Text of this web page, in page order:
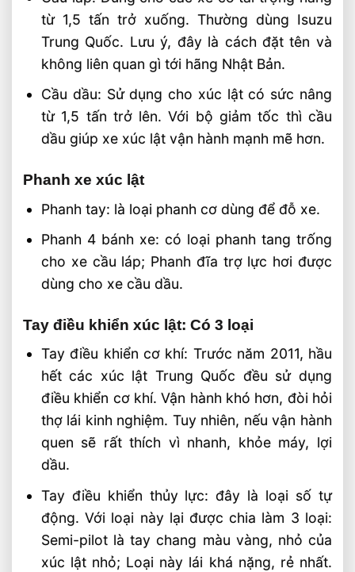
từ 1,5 tấn trở xuống. Thường dùng Isuzu
Trung Quốc. Lưu ý, đây là cách đặt tên và
không liên quan gì tới hãng Nhật Bản.
Cầu dầu: Sử dụng cho xúc lật có sức nâng
từ 1,5 tấn trở lên. Với bộ giảm tốc thì cầu
dầu giúp xe xúc lật vận hành mạnh mẽ hơn.
Phanh xe xúc lật
Phanh tay: là loại phanh cơ dùng để đỗ xe.
Phanh 4 bánh xe: có loại phanh tang trống
cho xe cầu láp; Phanh đĩa trợ lực hơi được
dùng cho xe cầu dầu.
Tay điều khiển xúc lật: Có 3 loại
Tay điều khiển cơ khí: Trước năm 2011, hầu
hết các xúc lật Trung Quốc đều sử dụng
điều khiển cơ khí. Vận hành khó hơn, đòi hỏi
thợ lái kinh nghiệm. Tuy nhiên, nếu vận hành
quen sẽ rất thích vì nhanh, khỏe máy, lợi
dầu.
Tay điều khiển thủy lực: đây là loại số tự
động. Với loại này lại được chia làm 3 loại:
Semi-pilot là tay chang màu vàng, nhỏ của
xúc lật nhỏ; Loại này lái khá nặng, rẻ nhất.